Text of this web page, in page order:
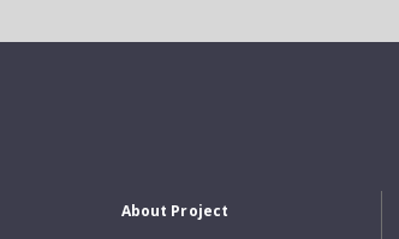
About Project